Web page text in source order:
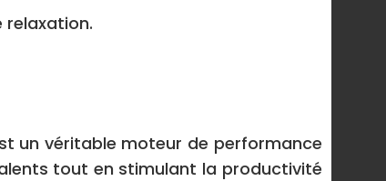
relaxation.
un véritable moteur de performance
tout en stimulant la productivité